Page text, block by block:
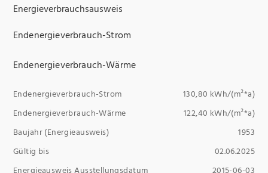
Energieverbrauchsausweis
Endenergieverbrauch-Strom
Endenergieverbrauch-Wärme
Endenergieverbrauch-Strom
130,80 kWh/(m²*a)
Endenergieverbrauch-Wärme
122,40 kWh/(m²*a)
Baujahr (Energieausweis)
1953
Gültig bis
02.06.2025
Energieausweis Ausstellungsdatum
2015-06-03